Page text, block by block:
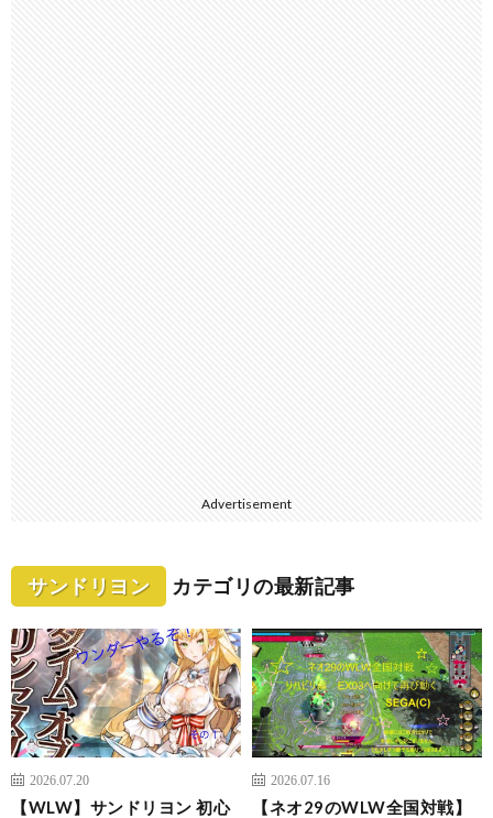
Advertisement
サンドリヨン カテゴリの最新記事
2026.07.20
【WLW】サンドリヨン 初心
2026.07.16
【ネオ29のWLW全国対戦】